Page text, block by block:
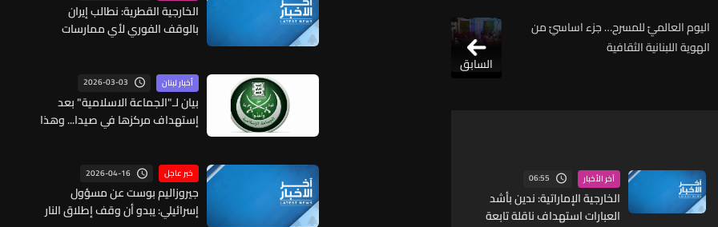
اليوم العالميّ للمسرح… جزء اساسيّ من
الهوية اللبنانية الثقافية
السابق
آخر الأخبار 06:55
الخارجية الإماراتية: ندين بأشد
العبارات استهداف ناقلة تابعة
الخارجية القطرية: نطالب إيران
بالوقف الفوري لأي ممارسات
أخبار لبنان 2026-03-03
بيان لـ"الجماعة الاسلامية" بعد
إستهداف مركزها في صيدا... وهذا
خبر عاجل 2026-04-16
جيروزاليم بوست عن مسؤول
إسرائيلي: يبدو أن وقف إطلاق النار